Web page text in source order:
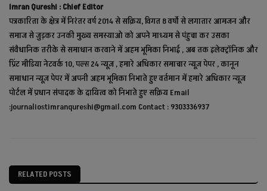
Imran Qureshi : Chief Editor
पत्रकारिता के क्षेत्र में निरंतर वर्ष 2014 से सक्रिय, विगत 8 वर्षो से लगातार आमजन और
समाज से जुड़कर उनकी मुख्य समस्याओ को अपने माध्यम से पंहुचा कर उसका
संवैधानिक तरीके से समाधान करवाने में अहम भूमिका निभाई , अब तक इलेक्ट्रॉनिक और
प्रिंट मीडिया नेटवर्क 10, पल्स 24 न्यूज़ , हमारे अधिकार समाचार न्यूज़ पेपर , कानून
समाधान न्यूज़ पेपर में अपनी अहम भूमिका निभाते हुए वर्तमान में हमारे अधिकार न्यूज़
पोर्टल में प्रधान संपादक के दायित्व को निभाते हुए सक्रिय Email
:journaliostimranqureshi@gmail.com Contact : 9303336937
RELATED POSTS